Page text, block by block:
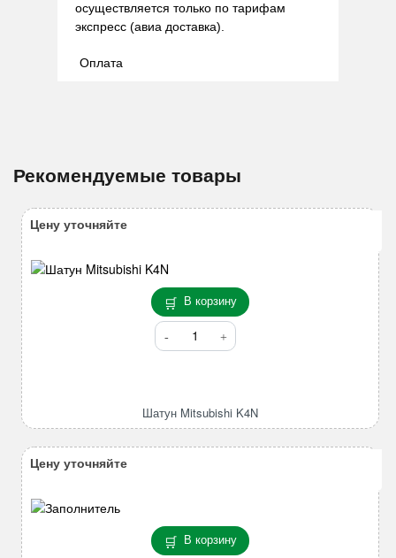
осуществляется только по тарифам
экспресс (авиа доставка).
Оплата
Рекомендуемые товары
В корзину
Количество
товара
Шатун Mitsubishi K4N
Цену уточняйте
В корзину
Цену уточняйте